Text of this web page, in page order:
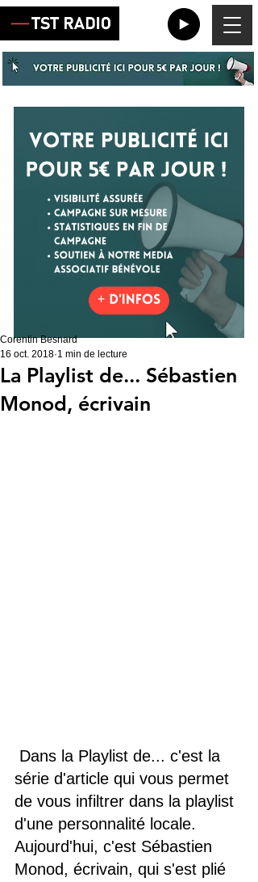
La Playlist de... Sébastien
Monod, écrivain
Corentin Besnard
16 oct. 2018 1 min de lecture
série d'article qui vous permet
de vous infiltrer dans la playlist
d'une personnalité locale.
Aujourd'hui, c'est Sébastien
Monod, écrivain, qui s'est plié